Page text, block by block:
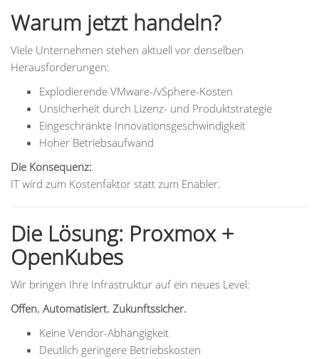
Warum jetzt handeln?
Viele Unternehmen stehen aktuell vor denselben
Herausforderungen:
Explodierende VMware-/vSphere-Kosten
Unsicherheit durch Lizenz- und Produktstrategie
Eingeschränkte Innovationsgeschwindigkeit
Hoher Betriebsaufwand
Die Konsequenz:
IT wird zum Kostenfaktor statt zum Enabler.
Die Lösung: Proxmox +
OpenKubes
Wir bringen Ihre Infrastruktur auf ein neues Level:
Offen. Automatisiert. Zukunftssicher.
Keine Vendor-Abhängigkeit
Deutlich geringere Betriebskosten